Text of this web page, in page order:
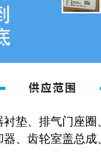
垫、排气门座
、齿轮室盖总